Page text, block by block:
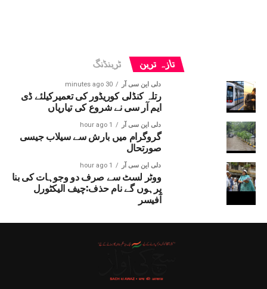
تازہ ترین ٹرینڈنگ
دلی این سی آر 30 minutes ago
رتلہ کنڈلی کوریڈور کی تعمیرکیلئے ڈی
ایم آر سی نے شروع کی تیاریاں
دلی این سی آر 1 hour ago
گروگرام میں بارش سے سیلاب جیسی
صورتحال
دلی این سی آر 1 hour ago
ووٹر لسٹ سے صرف دو وجوہات کی بنا
پرہوں گے نام حذف:چیف الیکٹورل
آفیسر